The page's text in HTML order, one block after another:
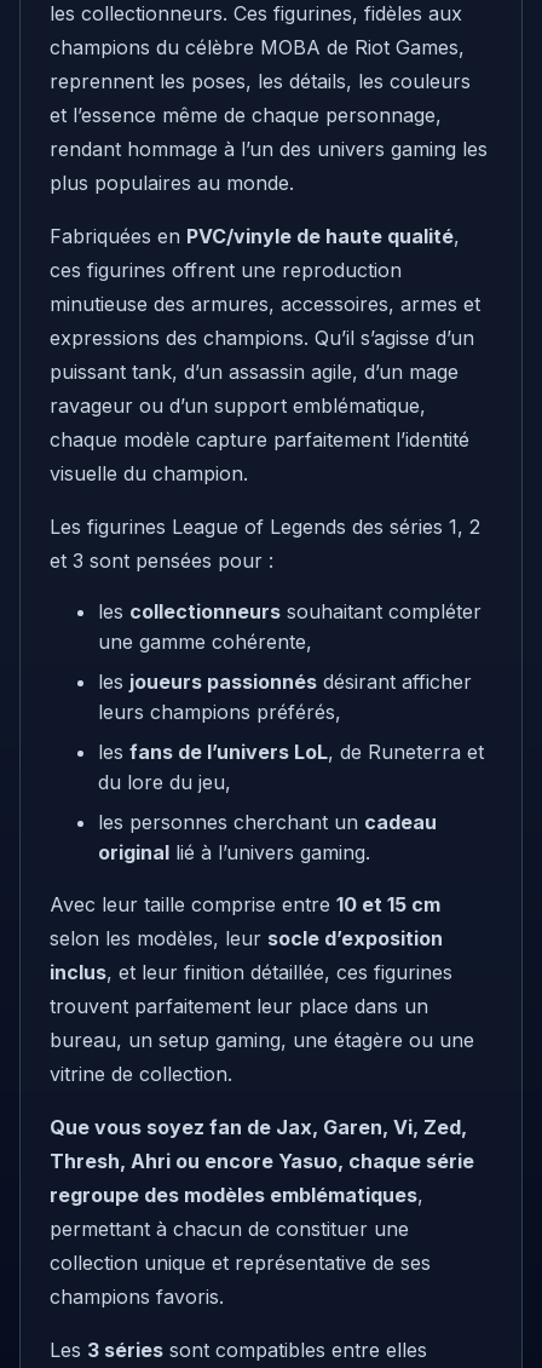
les collectionneurs. Ces figurines, fidèles aux
champions du célèbre MOBA de Riot Games,
reprennent les poses, les détails, les couleurs
et l’essence même de chaque personnage,
rendant hommage à l’un des univers gaming les
plus populaires au monde.
Fabriquées en PVC/vinyle de haute qualité,
ces figurines offrent une reproduction
minutieuse des armures, accessoires, armes et
expressions des champions. Qu’il s’agisse d’un
puissant tank, d’un assassin agile, d’un mage
ravageur ou d’un support emblématique,
chaque modèle capture parfaitement l’identité
visuelle du champion.
Les figurines League of Legends des séries 1, 2
et 3 sont pensées pour :
les collectionneurs souhaitant compléter
une gamme cohérente,
les joueurs passionnés désirant afficher
leurs champions préférés,
les fans de l’univers LoL, de Runeterra et
du lore du jeu,
les personnes cherchant un cadeau
original lié à l’univers gaming.
Avec leur taille comprise entre 10 et 15 cm
selon les modèles, leur socle d’exposition
inclus, et leur finition détaillée, ces figurines
trouvent parfaitement leur place dans un
bureau, un setup gaming, une étagère ou une
vitrine de collection.
Que vous soyez fan de Jax, Garen, Vi, Zed,
Thresh, Ahri ou encore Yasuo, chaque série
regroupe des modèles emblématiques,
permettant à chacun de constituer une
collection unique et représentative de ses
champions favoris.
Les 3 séries sont compatibles entre elles